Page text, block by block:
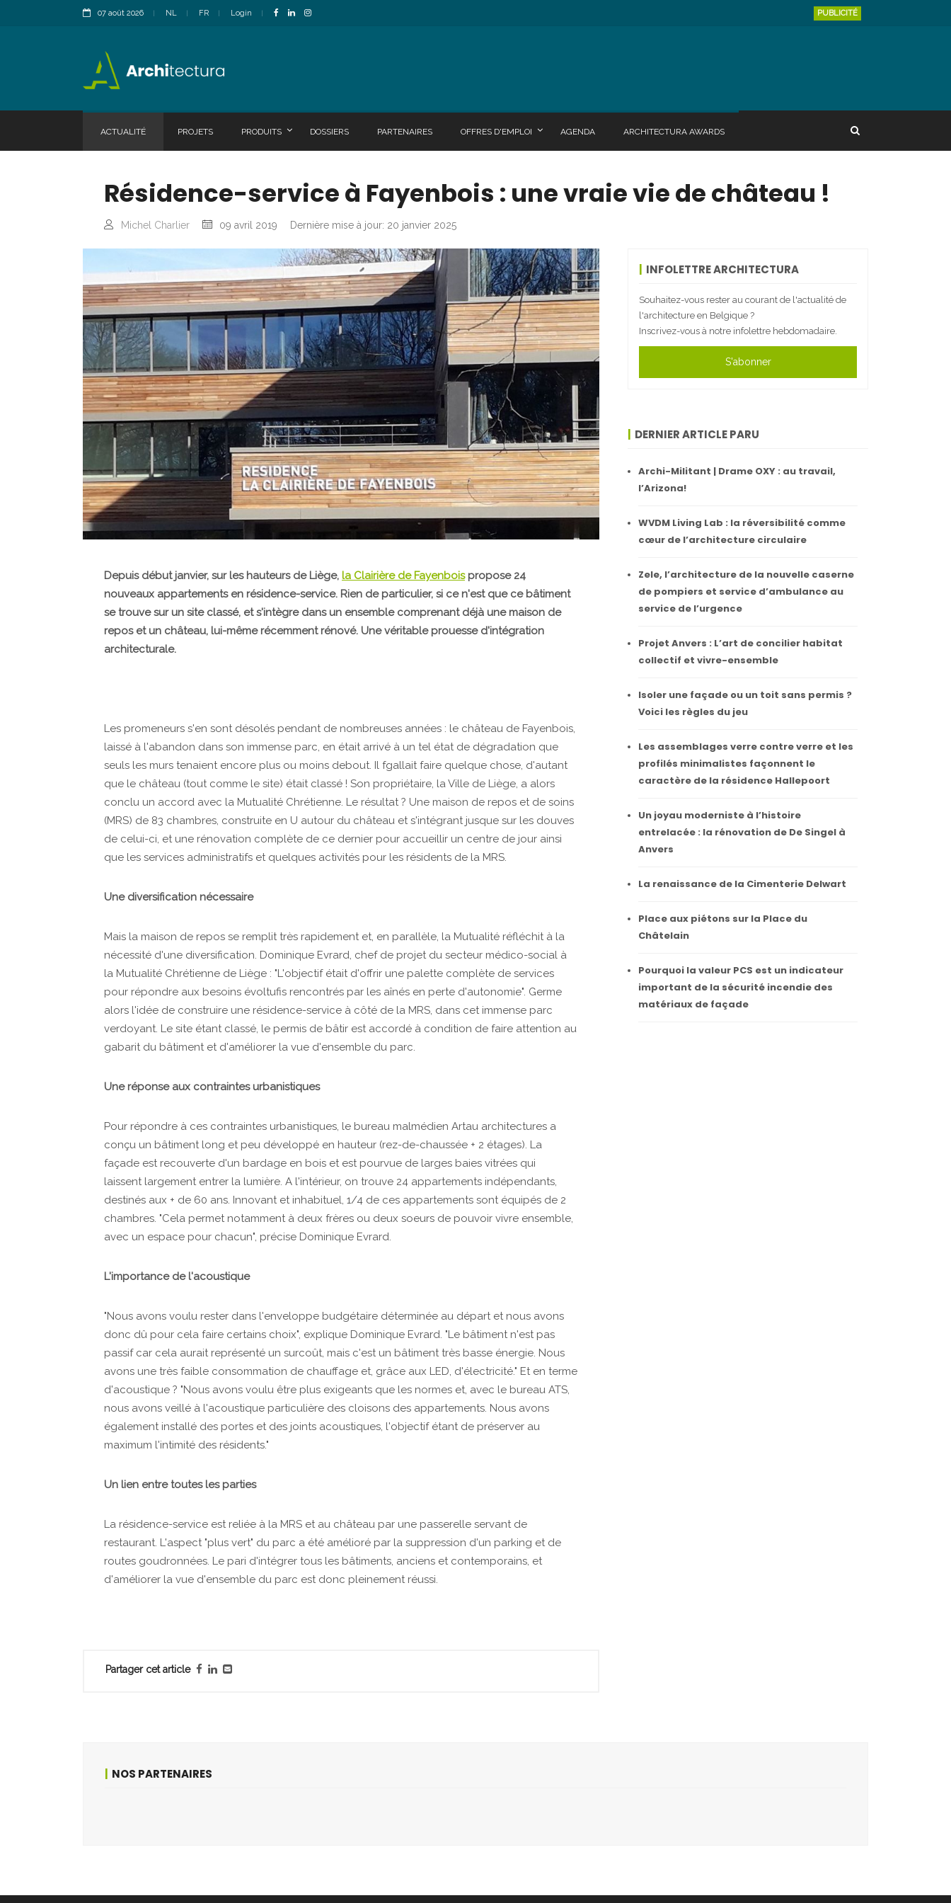
07 août 2026 NL FR Login PUBLICITÉ
ACTUALITÉ PROJETS PRODUITS DOSSIERS PARTENAIRES OFFRES D'EMPLOI AGENDA ARCHITECTURA AWARDS
Résidence-service à Fayenbois : une vraie vie de château !
Michel Charlier 09 avril 2019 Dernière mise à jour: 20 janvier 2025
Depuis début janvier, sur les hauteurs de Liège, la Clairière de Fayenboispropose 24
nouveaux appartements en résidence-service. Rien de particulier, si ce n'est que ce bâtiment
se trouve sur un site classé, et s'intègre dans un ensemble comprenant déjà une maison de
repos et un château, lui-même récemment rénové. Une véritable prouesse d'intégration
architecturale.
Les promeneurs s'en sont désolés pendant de nombreuses années : le château de Fayenbois,
laissé à l'abandon dans son immense parc, en était arrivé à un tel état de dégradation que
seuls les murs tenaient encore plus ou moins debout. Il fgallait faire quelque chose, d'autant
que le château (tout comme le site) était classé ! Son propriétaire, la Ville de Liège, a alors
conclu un accord avec la Mutualité Chrétienne. Le résultat ? Une maison de repos et de soins
(MRS) de 83 chambres, construite en U autour du château et s'intégrant jusque sur les douves
de celui-ci, et une rénovation complète de ce dernier pour accueillir un centre de jour ainsi
que les services administratifs et quelques activités pour les résidents de la MRS.
Une diversification nécessaire
Mais la maison de repos se remplit très rapidement et, en parallèle, la Mutualité réfléchit à la
nécessité d'une diversification. Dominique Evrard, chef de projet du secteur médico-social à
la Mutualité Chrétienne de Liège : "L'objectif était d'offrir une palette complète de services
pour répondre aux besoins évoltufis rencontrés par les aînés en perte d'autonomie". Germe
alors l'idée de construire une résidence-service à côté de la MRS, dans cet immense parc
verdoyant. Le site étant classé, le permis de bâtir est accordé à condition de faire attention au
gabarit du bâtiment et d'améliorer la vue d'ensemble du parc.
Une réponse aux contraintes urbanistiques
Pour répondre à ces contraintes urbanistiques, le bureau malmédien Artau architectures a
conçu un bâtiment long et peu développé en hauteur (rez-de-chaussée + 2 étages). La
façade est recouverte d'un bardage en bois et est pourvue de larges baies vitrées qui
laissent largement entrer la lumière. A l'intérieur, on trouve 24 appartements indépendants,
destinés aux + de 60 ans. Innovant et inhabituel, 1/4 de ces appartements sont équipés de 2
chambres. "Cela permet notamment à deux frères ou deux soeurs de pouvoir vivre ensemble,
avec un espace pour chacun", précise Dominique Evrard.
L'importance de l'acoustique
"Nous avons voulu rester dans l'enveloppe budgétaire déterminée au départ et nous avons
donc dû pour cela faire certains choix", explique Dominique Evrard. "Le bâtiment n'est pas
passif car cela aurait représenté un surcoût, mais c'est un bâtiment très basse énergie. Nous
avons une très faible consommation de chauffage et, grâce aux LED, d'électricité." Et en terme
d'acoustique ? "Nous avons voulu être plus exigeants que les normes et, avec le bureau ATS,
nous avons veillé à l'acoustique particulière des cloisons des appartements. Nous avons
également installé des portes et des joints acoustiques, l'objectif étant de préserver au
maximum l'intimité des résidents."
Un lien entre toutes les parties
La résidence-service est reliée à la MRS et au château par une passerelle servant de
restaurant. L'aspect "plus vert" du parc a été amélioré par la suppression d'un parking et de
routes goudronnées. Le pari d'intégrer tous les bâtiments, anciens et contemporains, et
d'améliorer la vue d'ensemble du parc est donc pleinement réussi.
Partager cet article
INFOLETTRE ARCHITECTURA
Souhaitez-vous rester au courant de l'actualité de
l'architecture en Belgique ?
Inscrivez-vous à notre infolettre hebdomadaire.
S'abonner
DERNIER ARTICLE PARU
Archi-Militant | Drame OXY : au travail,
l’Arizona!
WVDM Living Lab : la réversibilité comme
cœur de l’architecture circulaire
Zele, l’architecture de la nouvelle caserne
de pompiers et service d’ambulance au
service de l’urgence
Projet Anvers : L’art de concilier habitat
collectif et vivre-ensemble
Isoler une façade ou un toit sans permis ?
Voici les règles du jeu
Les assemblages verre contre verre et les
profilés minimalistes façonnent le
caractère de la résidence Hallepoort
Un joyau moderniste à l’histoire
entrelacée : la rénovation de De Singel à
Anvers
La renaissance de la Cimenterie Delwart
Place aux piétons sur la Place du
Châtelain
Pourquoi la valeur PCS est un indicateur
important de la sécurité incendie des
matériaux de façade
NOS PARTENAIRES